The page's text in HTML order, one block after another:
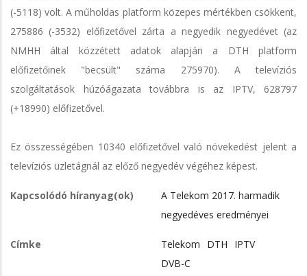
(-5118) volt. A műholdas platform közepes mértékben csökkent,
275886 (-3532) előfizetővel zárta a negyedik negyedévet (az
NMHH által közzétett adatok alapján a DTH platform
előfizetőinek "becsült" száma 275970). A televíziós
szolgáltatások húzóágazata továbbra is az IPTV, 628797
(+18990) előfizetővel.
Ez összességében 10340 előfizetővel való növekedést jelent a
televíziós üzletágnál az előző negyedév végéhez képest.
Kapcsolódó híranyag(ok)
A Telekom 2017. harmadik
negyedéves eredményei
Címke Telekom DTH
IPTV
DVB-C